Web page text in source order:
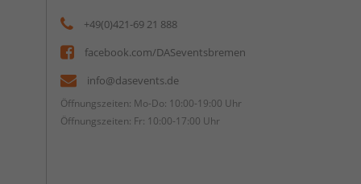
+49(0)421-69 21 888
facebook.com/DASeventsbremen
info@dasevents.de
Öffnungszeiten: Mo-Do: 10:00-19:00 Uhr
Öffnungszeiten: Fr: 10:00-17:00 Uhr